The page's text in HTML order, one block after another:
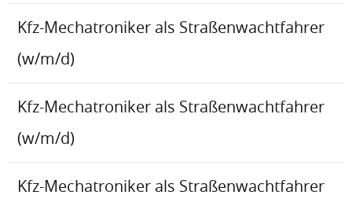
Kfz-Mechatroniker als Straßenwachtfahrer
(w/m/d)
Kfz-Mechatroniker als Straßenwachtfahrer
(w/m/d)
Kfz-Mechatroniker als Straßenwachtfahrer